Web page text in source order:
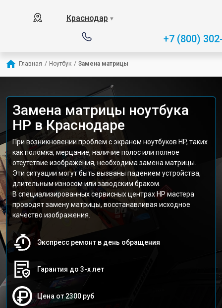
Краснодар ▼
+7 (800)
Главная / Ноутбук / Замена матрицы
Замена матрицы ноутбука
HP в Краснодаре
При возникновении проблем с экраном ноутбуков HP, таких
как поломка, мерцание, наличие полос или полное
отсутствие изображения, необходима замена матрицы.
Эти ситуации могут быть вызваны падением устройства,
длительным износом или заводским браком.
В специализированных сервисных центрах HP мастера
проводят замену матрицы, восстанавливая исходное
качество изображения.
Экспресс ремонт в день обращения
Гарантия до 3-х лет
Цена от 2300 руб